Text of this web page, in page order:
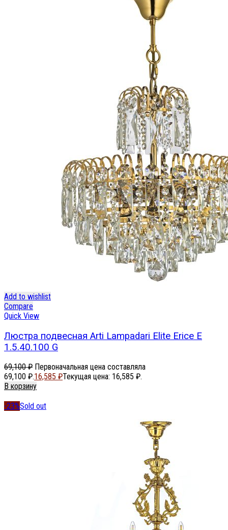
Add to wishlist
Compare
Quick View
Люстра подвесная Arti Lampadari Elite Erice E
1.5.40.100 G
69,100₽ Первоначальная цена составляла
69,100 ₽.16,585 ₽Текущая цена: 16,585 ₽.
В корзину
-23%Sold out